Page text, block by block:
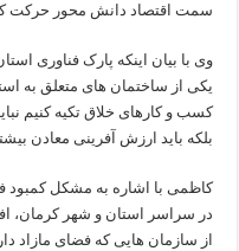
سمت اقتصاد دانش محور حرکت
وی با بیان اینکه پارک فناوری
یکی از ساختمان های متعلق به
کسب و کارهای خلاق تکیه کنیم
بلکه باید ارزش آفرینی معادن
کاظمی با اشاره به مشکل کمبود
در سراسر استان و شهر کرمان،
از سازمان هایی که فضای مازاد